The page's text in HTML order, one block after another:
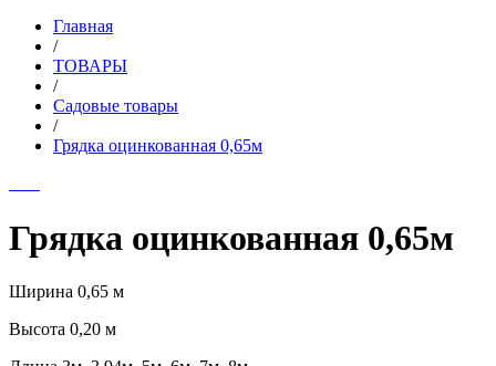
Главная
/
ТОВАРЫ
/
Садовые товары
/
Грядка оцинкованная 0,65м
Грядка оцинкованная 0,65м
Ширина 0,65 м
Высота 0,20 м